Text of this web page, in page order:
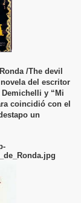
/The devil
del escritor
y “Mi
coincidió con el
un